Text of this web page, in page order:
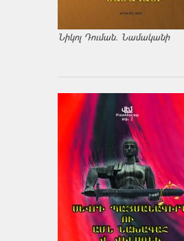
Նիկոլ Դուման. Նամականի